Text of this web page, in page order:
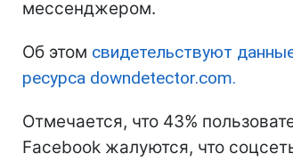
мессенджером.
Об этом свидетельствуют
ресурса downdetector.com.
Отмечается, что 43%
Facebook жалуются, что